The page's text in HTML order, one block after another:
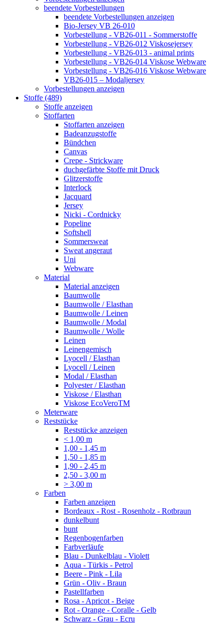
beendete Vorbestellungen
beendete Vorbestellungen anzeigen
Bio-Jersey VB 26-010
Vorbestellung - VB26-011 - Sommerstoffe
Vorbestellung - VB26-012 Viskosejersey
Vorbestellung - VB26-013 - animal prints
Vorbestellung - VB26-014 Viskose Webware
Vorbestellung - VB26-016 Viskose Webware
VB26-015 – Modaljersey
Vorbestellungen anzeigen
Stoffe (489)
Stoffe anzeigen
Stoffarten
Stoffarten anzeigen
Badeanzugstoffe
Bündchen
Canvas
Crepe - Strickware
duchgefärbte Stoffe mit Druck
Glitzerstoffe
Interlock
Jacquard
Jersey
Nicki - Cordnicky
Popeline
Softshell
Sommersweat
Sweat angeraut
Uni
Webware
Material
Material anzeigen
Baumwolle
Baumwolle / Elasthan
Baumwolle / Leinen
Baumwolle / Modal
Baumwolle / Wolle
Leinen
Leinengemisch
Lyocell / Elasthan
Lyocell / Leinen
Modal / Elasthan
Polyester / Elasthan
Viskose / Elasthan
Viskose EcoVeroTM
Meterware
Reststücke
Reststücke anzeigen
< 1,00 m
1,00 - 1,45 m
1,50 - 1,85 m
1,90 - 2,45 m
2,50 - 3,00 m
> 3,00 m
Farben
Farben anzeigen
Bordeaux - Rost - Rosenholz - Rotbraun
dunkelbunt
bunt
Regenbogenfarben
Farbverläufe
Blau - Dunkelblau - Violett
Aqua - Türkis - Petrol
Beere - Pink - Lila
Grün - Oliv - Braun
Pastellfarben
Rosa - Apricot - Beige
Rot - Orange - Coralle - Gelb
Schwarz - Grau - Ecru